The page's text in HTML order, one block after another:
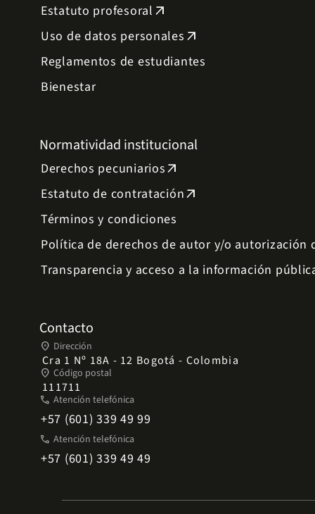
Estatuto profesoral arrow_outward
Uso de datos personales arrow_outward
Reglamentos de estudiantes
Bienestar
Normatividad institucional
Derechos pecuniariosarrow_outward
Estatuto de contrataciónarrow_outward
Términos y condiciones
Política de derechos de autor y/o autorización
Transparencia y acceso a la información
Contacto
place Dirección
Cra 1 Nº 18A - 12 Bogotá - Colombia
place Código postal
111711
phone Atención telefónica
+57 (601) 339 49 99
phone Atención telefónica
+57 (601) 339 49 49